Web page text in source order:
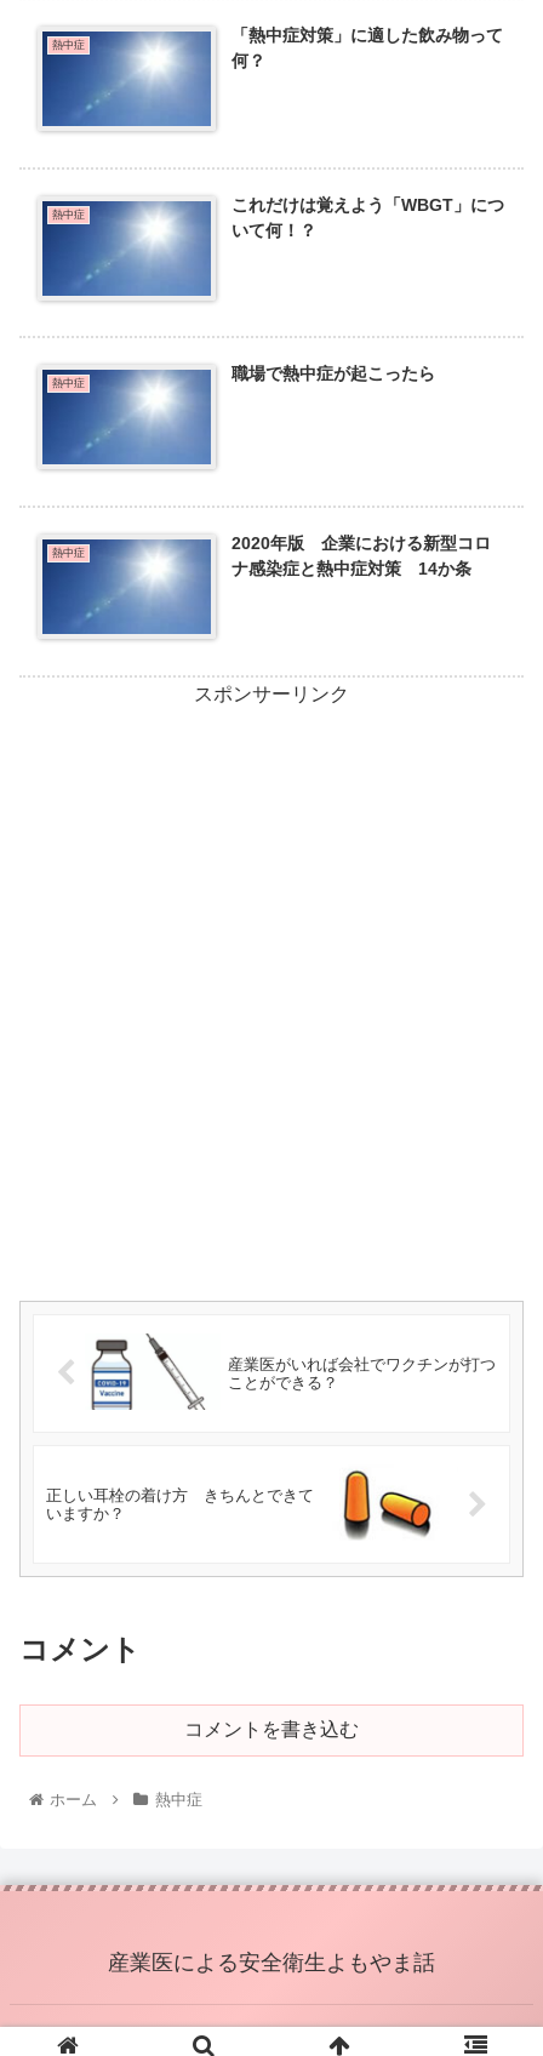
熱中症
「熱中症対策」に適した飲み物って
何？
熱中症
これだけは覚えよう「WBGT」につ
いて何！？
熱中症 職場で熱中症が起こったら
熱中症
2020年版 企業における新型コロ
ナ感染症と熱中症対策 14か条
スポンサーリンク
産業医がいれば会社でワクチンが打つ
ことができる？
正しい耳栓の着け方 きちんとできて
いますか？
コメント
コメントを書き込む
ホーム 熱中症
産業医による安全衛生よもやま話